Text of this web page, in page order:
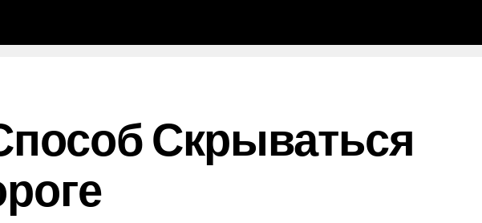
Скрываться